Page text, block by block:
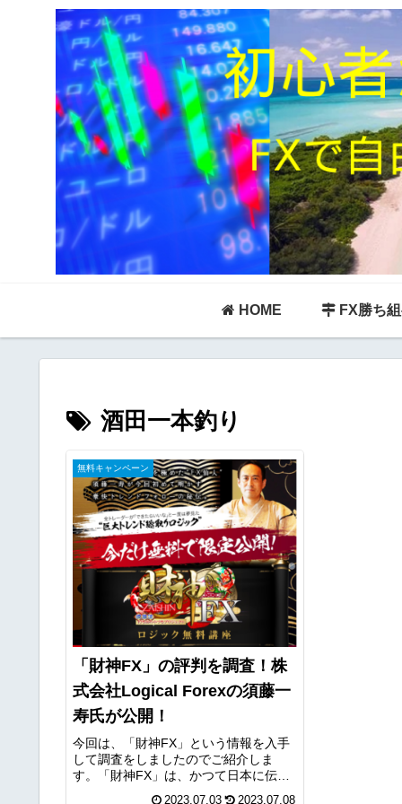
HOME FX勝ち
酒田一本釣り
無料キャンペーン
「財神FX」の評判を調査！株
式会社Logical Forexの須藤一
寿氏が公開！
今回は、「財神FX」という情報を入手
して調査をしましたのでご紹介しま
す。「財神FX」は、かつて日本に伝説
2023.07.03 2023.07.08